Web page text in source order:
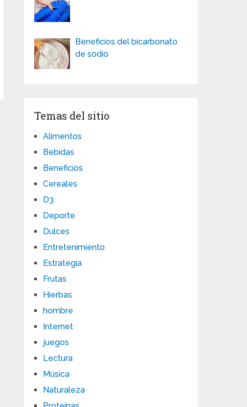
Beneficios del bicarbonato
de sodio
Temas del sitio
Alimentos
Bebidas
Beneficios
Cereales
D3
Deporte
Dulces
Entretenimiento
Estrategia
Frutas
Hierbas
hombre
Internet
juegos
Lectura
Música
Naturaleza